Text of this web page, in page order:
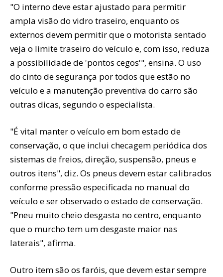
"O interno deve estar ajustado para permitir
ampla visão do vidro traseiro, enquanto os
externos devem permitir que o motorista sentado
veja o limite traseiro do veículo e, com isso, reduza
a possibilidade de 'pontos cegos'", ensina. O uso
do cinto de segurança por todos que estão no
veículo e a manutenção preventiva do carro são
outras dicas, segundo o especialista.
"É vital manter o veículo em bom estado de
conservação, o que inclui checagem periódica dos
sistemas de freios, direção, suspensão, pneus e
outros itens", diz. Os pneus devem estar calibrados
conforme pressão especificada no manual do
veículo e ser observado o estado de conservação.
"Pneu muito cheio desgasta no centro, enquanto
que o murcho tem um desgaste maior nas
laterais", afirma.
Outro item são os faróis, que devem estar sempre